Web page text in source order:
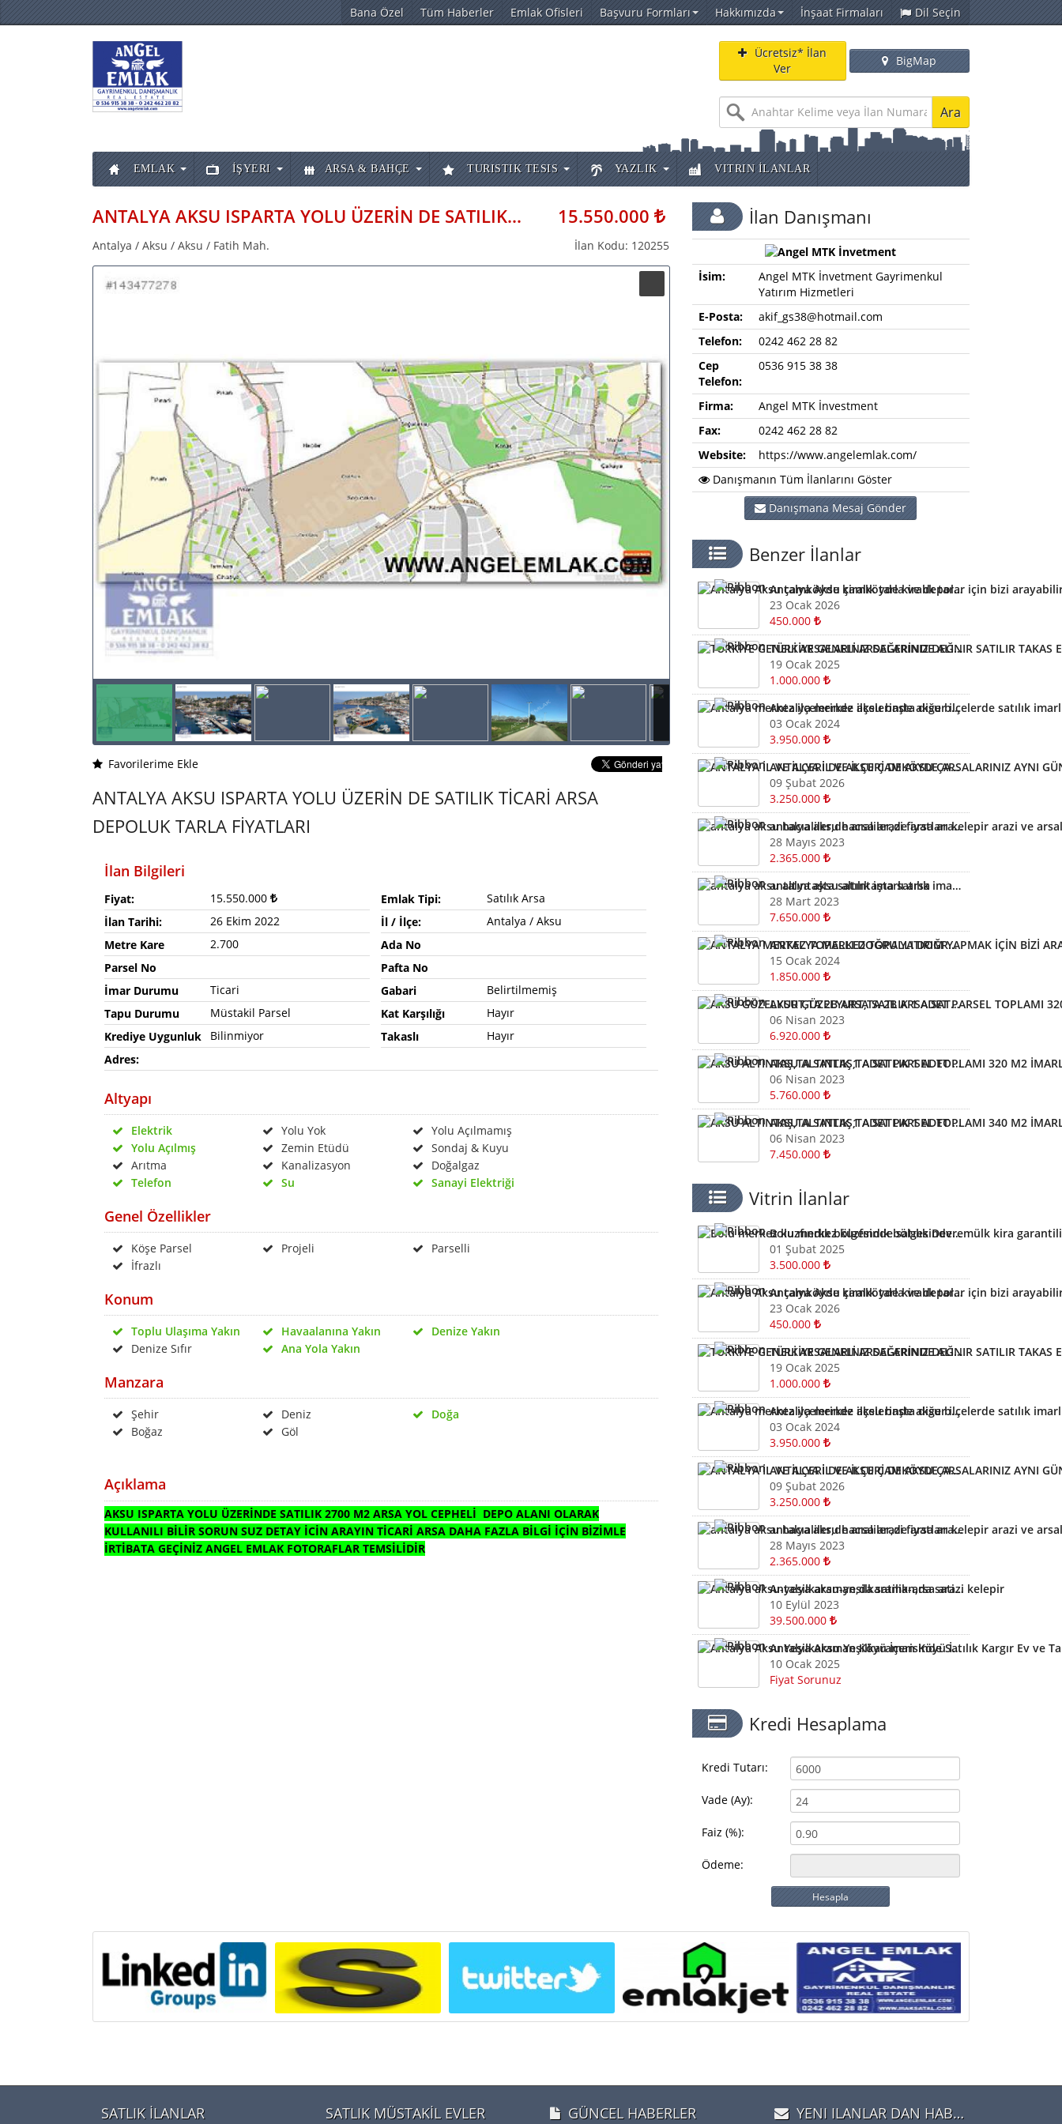
Bana Özel Tüm Haberler Emlak Ofisleri Başvuru Formları Hakkımızda İnşaat Firmaları Dil Seçin
Ücretsiz* İlan
Ver
BigMap
Ara
EMLAK İŞYERI ARSA & BAHÇE TURISTIK TESIS YAZLIK VITRIN İLANLAR
ANTALYA AKSU ISPARTA YOLU ÜZERİN DE SATILIK TİCARİ ARSA DEPOLUK TARLA FİYATLARI
Antalya / Aksu / Aksu / Fatih Mah.
15.550.000
İlan Kodu: 120255
Favorilerime Ekle
ANTALYA AKSU ISPARTA YOLU ÜZERİN DE SATILIK TİCARİ ARSA
DEPOLUK TARLA FİYATLARI
İlan Bilgileri
Fiyat: 15.550.000 Emlak Tipi:
Satılık Arsa
İlan Tarihi:
26 Ekim 2022 İl / İlçe:
Antalya / Aksu
Metre Kare
2.700
Ada No
Parsel No
Pafta No
İmar Durumu
Ticari Gabari
Belirtilmemiş
Tapu Durumu
Müstakil Parsel Kat Karşılığı
Hayır
Krediye Uygunluk
Bilinmiyor Takaslı
Hayır
Adres:
Altyapı
Elektrik Yolu Yok
Yolu Açılmamış
Yolu Açılmış
Zemin Etüdü
Sondaj & Kuyu
Arıtma
Kanalizasyon
Doğalgaz
Telefon
Su Sanayi Elektriği
Genel Özellikler
Köşe Parsel Projeli
Parselli
İfrazlı
Konum
Toplu Ulaşıma Yakın Havaalanına Yakın
Denize Yakın
Denize Sıfır
Ana Yola Yakın
Manzara
Şehir Deniz
Doğa
Boğaz
Göl
Açıklama
AKSU ISPARTA YOLU ÜZERİNDE SATILIK 2700 M2 ARSA YOL CEPHELİ DEPO ALANI OLARAK
KULLANILI BİLİR SORUN SUZ DETAY İCİN ARAYIN TİCARİ ARSA DAHA FAZLA BİLGİ İÇİN BİZİMLE
İRTİBATA GEÇİNİZ ANGEL EMLAK FOTORAFLAR TEMSİLİDİR
İlan Danışmanı
İsim:
Angel MTK İnvetment Gayrimenkul
Yatırım Hizmetleri
E-Posta:
akif_gs38@hotmail.com
Telefon:
0242 462 28 82
Cep
Telefon:
0536 915 38 38
Firma:
Angel MTK İnvestment
Fax:
0242 462 28 82
Website:
https://www.angelemlak.com/
Danışmanın Tüm İlanlarını Göster
Danışmana Mesaj Gönder
Benzer İlanlar
Antalya Aksu çamköyde kiralık tarla ve depolar için bizi arayabilirsiniz
23 Ocak 2026
450.000
TÜRKİYE GENELİ ARSALARINIZ DEĞERİNDE ALINIR SATILIR TAKAS EDİLİR ARAYIN YARDIMCI OLALIM
19 Ocak 2025
1.000.000
Antalya merkez ilçelerinde aksu başta diğer ilçelerde satılık imarlı müstail tapulu arsa
03 Ocak 2024
3.950.000
ANTALYA İL VE İLÇERİ DE AKSU ÇAMKÖYDE ARSALARINIZ AYNI GÜN NAKİTE ÇEVRİLİR
09 Şubat 2026
3.250.000
antalya aksu hacıaliler,de arsa arazi fiyatları kelepir arazi ve arsalar
28 Mayıs 2023
2.365.000
antalya aksu altıntaşta satılık imarlı arsa
28 Mart 2023
7.650.000
ANTALYA MERKEZ TOPALLI DOĞRU YATIRIM YAPMAK İÇİN BİZİ ARAYIN YARDIMCI OLALIM ARSA TARLA
15 Ocak 2024
1.850.000
AKSU GÜZELYURT,TA 2B ARSA SATLIK 1 ADET PARSEL TOPLAMI 320 M2
06 Nisan 2023
6.920.000
AKSU ALTINTAŞ,TA SATLIK 1 ADET PARSEL TOPLAMI 320 M2 İMARLI ARSA KELEPİR ARSA
06 Nisan 2023
5.760.000
AKSU ALTINTAŞ,TA SATLIK 1 ADET PARSEL TOPLAMI 340 M2 İMARLI ARSA KELEPİR
06 Nisan 2023
7.450.000
Vitrin İlanlar
Bolu merkez kuzfındık bölgesinde satılık Devremülk kira garantili
01 Şubat 2025
3.500.000
Antalya Aksu çamköyde kiralık tarla ve depolar için bizi arayabilirsiniz
23 Ocak 2026
450.000
TÜRKİYE GENELİ ARSALARINIZ DEĞERİNDE ALINIR SATILIR TAKAS EDİLİR ARAYIN YARDIMCI OLALIM
19 Ocak 2025
1.000.000
Antalya merkez ilçelerinde aksu başta diğer ilçelerde satılık imarlı müstail tapulu arsa
03 Ocak 2024
3.950.000
ANTALYA İL VE İLÇERİ DE AKSU ÇAMKÖYDE ARSALARINIZ AYNI GÜN NAKİTE ÇEVRİLİR
09 Şubat 2026
3.250.000
antalya aksu hacıaliler,de arsa arazi fiyatları kelepir arazi ve arsalar
28 Mayıs 2023
2.365.000
Antalya aksu-yesilkaraman,da satilik-arsa arazi kelepir
10 Eylül 2023
39.500.000
Antalya Aksu Yeşilkaraman Köyü İçerisinde Satılık Kargır Ev ve Tarla
10 Ocak 2025
Fiyat Sorunuz
Kredi Hesaplama
Kredi Tutarı:
Vade (Ay):
Faiz (%):
Ödeme:
Hesapla
SATLIK İLANLAR SATLIK MÜSTAKİL EVLER GÜNCEL HABERLER YENI ILANLAR DAN HABERDAR OLMAK IÇIN ÜYE OLUN